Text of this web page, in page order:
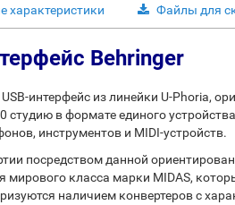
характеристики Файлы для
Behringer
интерфейс из линейки U-Phoria,
студию в формате единого
инструментов и MIDI-устройств.
посредством данной
класса марки MIDAS,
наличием конвертеров с